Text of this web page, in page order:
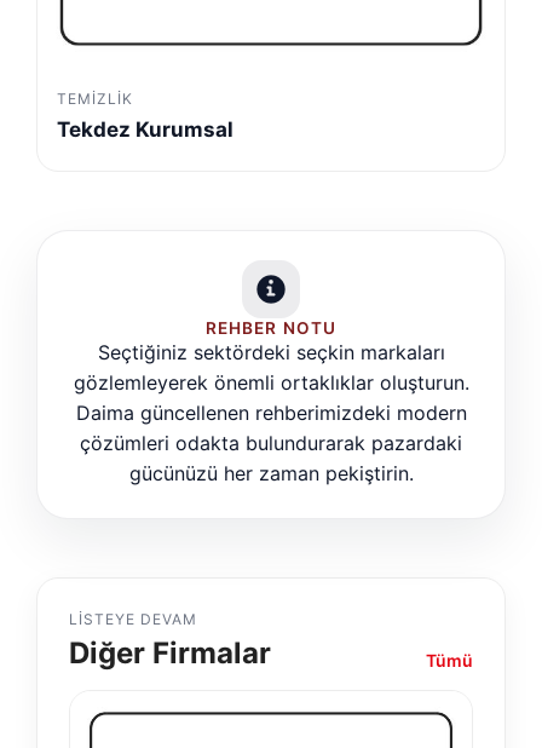
TEMIZLIK
Tekdez Kurumsal
REHBER NOTU
Seçtiğiniz sektördeki seçkin markaları
gözlemleyerek önemli ortaklıklar oluşturun.
Daima güncellenen rehberimizdeki modern
çözümleri odakta bulundurarak pazardaki
gücünüzü her zaman pekiştirin.
LISTEYE DEVAM
Diğer Firmalar Tümü